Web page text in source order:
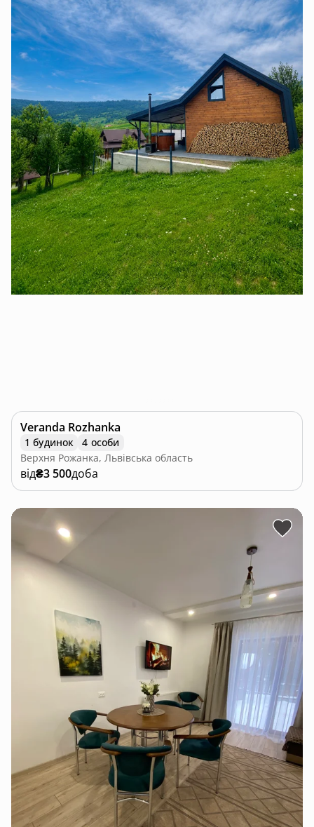
Veranda Rozhanka
1 будинок
4 особи
Верхня Рожанка, Львівська область
від₴3 500доба